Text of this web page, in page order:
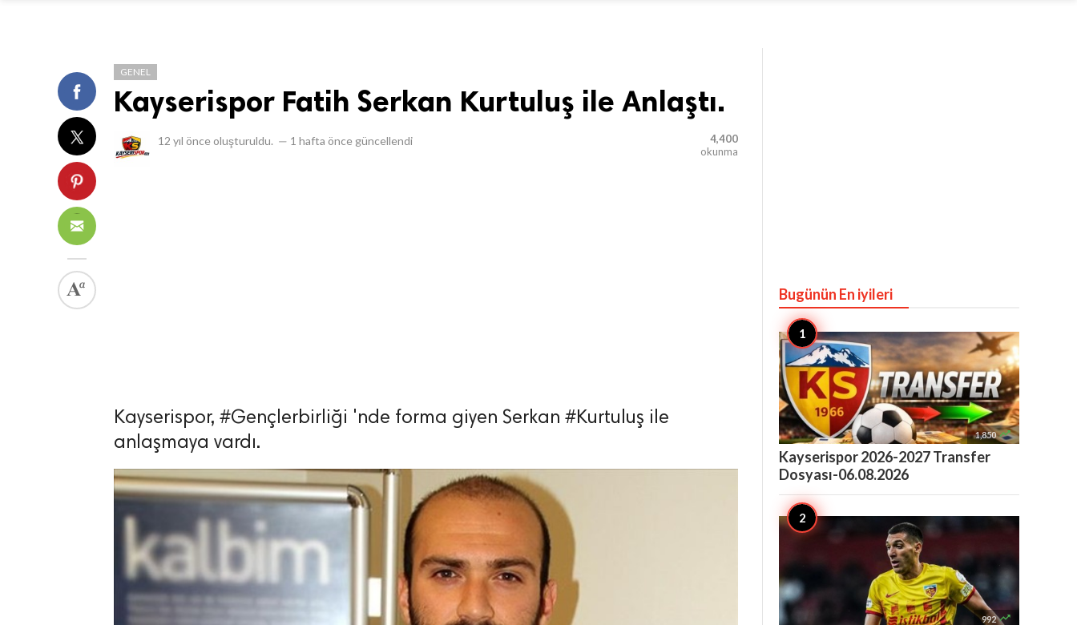
GENEL
Kayserispor Fatih Serkan Kurtuluş ile Anlaştı.
12 yıl önce oluşturuldu. — 1 hafta önce güncellendi
4,400
okunma
Kayserispor, #Gençlerbirliği 'nde forma giyen Serkan #Kurtuluş ile
anlaşmaya vardı.
Bugünün En iyileri
1,850 
Kayserispor 2026-2027 Transfer
Dosyası-06.08.2026
992 